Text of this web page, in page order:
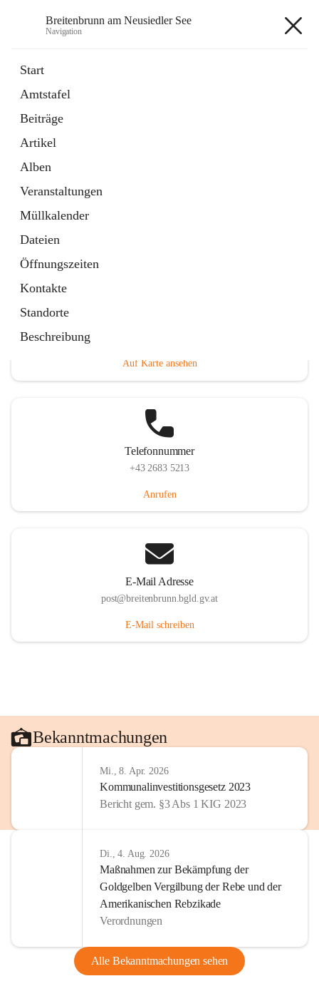
Breitenbrunn am Neusiedler See
Navigation
Start
Amtstafel
Beiträge
Artikel
Alben
Veranstaltungen
Müllkalender
Dateien
Öffnungszeiten
Kontakte
Standorte
Beschreibung
18 Schnellzugriffe
Gemeindeservice
Auf Karte ansehen
Telefonnummer
+43 2683 5213
Anrufen
E-Mail Adresse
post@breitenbrunn.bgld.gv.at
E-Mail schreiben
Bekanntmachungen
Mi., 8. Apr. 2026
Kommunalinvestitionsgesetz 2023
Bericht gem. §3 Abs 1 KIG 2023
Di., 4. Aug. 2026
Maßnahmen zur Bekämpfung der
Goldgelben Vergilbung der Rebe und der
Amerikanischen Rebzikade
Verordnungen
Alle Bekanntmachungen sehen